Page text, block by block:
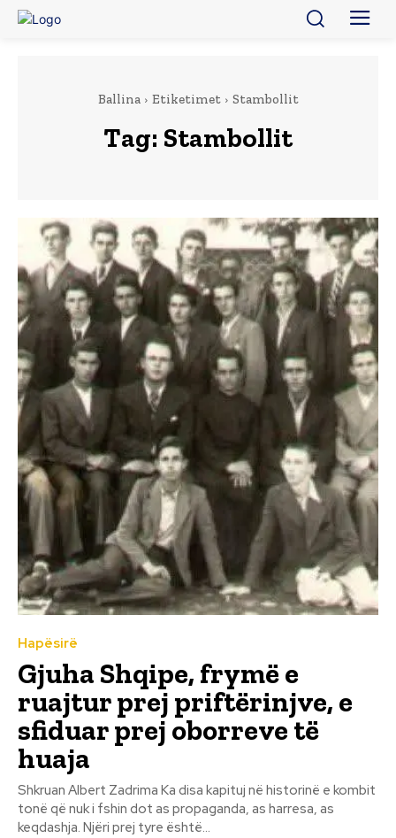
Ballina Etiketimet Stambollit
Tag: Stambollit
Hapësirë
Gjuha Shqipe, frymë e
ruajtur prej priftërinjve, e
sfiduar prej oborreve të
huaja
Shkruan Albert Zadrima Ka disa kapituj në historinë e kombit
tonë që nuk i fshin dot as propaganda, as harresa, as
keqdashja. Njëri prej tyre është...